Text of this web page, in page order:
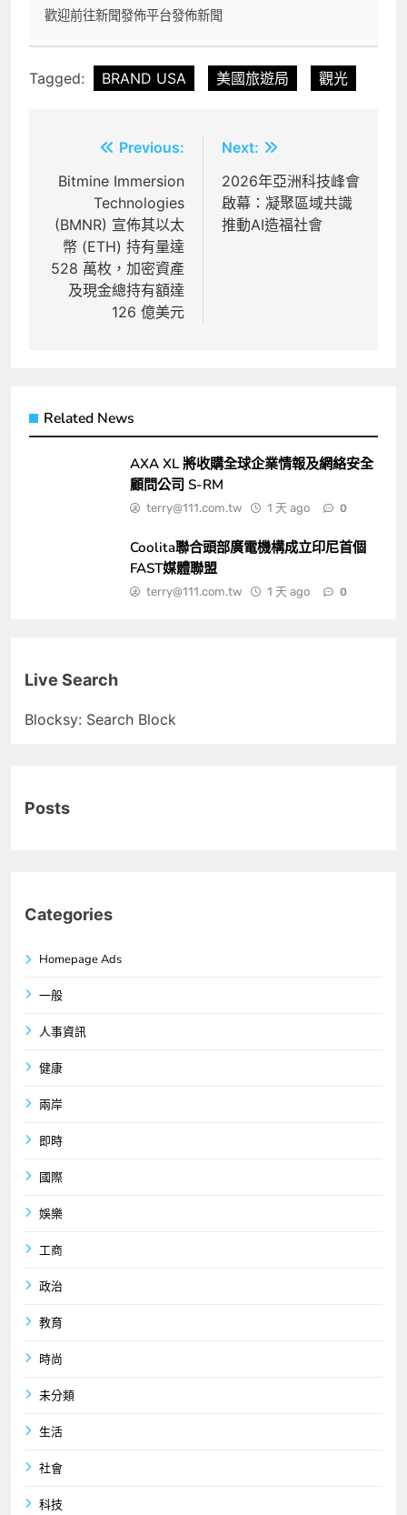
歡迎前往新聞發佈平台發佈新聞
Tagged: BRAND USA 美國旅遊局 觀光
章
導
覽
Previous:
Bitmine Immersion
Technologies
(BMNR) 宣佈其以太
幣 (ETH) 持有量達
528 萬枚，加密資產
及現金總持有額達
126 億美元
Next:
2026年亞洲科技峰會
啟幕：凝聚區域共識
推動AI造福社會
Related News
AXA XL 將收購全球企業情報及網絡安全
顧問公司 S-RM
terry@111.com.tw 1 天 ago 0
Coolita聯合頭部廣電機構成立印尼首個
FAST媒體聯盟
terry@111.com.tw 1 天 ago 0
Live Search
Blocksy: Search Block
Posts
Categories
Homepage Ads
一般
人事資訊
健康
兩岸
即時
國際
娛樂
工商
政治
教育
時尚
未分類
生活
社會
科技